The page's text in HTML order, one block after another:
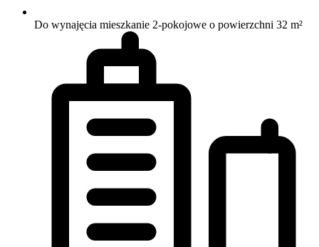
Do wynajęcia mieszkanie 2-pokojowe o powierzchni 32 m²